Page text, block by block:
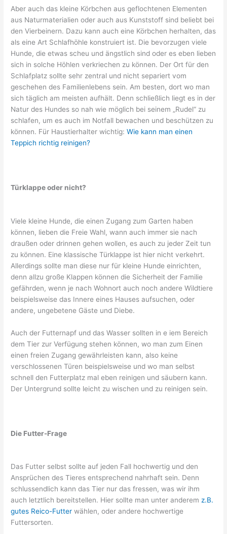
Aber auch das kleine Körbchen aus geflochtenen Elementen
aus Naturmaterialien oder auch aus Kunststoff sind beliebt bei
den Vierbeinern. Dazu kann auch eine Körbchen herhalten, das
als eine Art Schlafhöhle konstruiert ist. Die bevorzugen viele
Hunde, die etwas scheu und ängstlich sind oder es eben lieben
sich in solche Höhlen verkriechen zu können. Der Ort für den
Schlafplatz sollte sehr zentral und nicht separiert vom
geschehen des Familienlebens sein. Am besten, dort wo man
sich täglich am meisten aufhält. Denn schließlich liegt es in der
Natur des Hundes so nah wie möglich bei seinem „Rudel“ zu
schlafen, um es auch im Notfall bewachen und beschützen zu
können. Für Haustierhalter wichtig:Wie kann man einen
Teppich richtig reinigen?
Türklappe oder nicht?
Viele kleine Hunde, die einen Zugang zum Garten haben
können, lieben die Freie Wahl, wann auch immer sie nach
draußen oder drinnen gehen wollen, es auch zu jeder Zeit tun
zu können. Eine klassische Türklappe ist hier nicht verkehrt.
Allerdings sollte man diese nur für kleine Hunde einrichten,
denn allzu große Klappen können die Sicherheit der Familie
gefährden, wenn je nach Wohnort auch noch andere Wildtiere
beispielsweise das Innere eines Hauses aufsuchen, oder
andere, ungebetene Gäste und Diebe.
Auch der Futternapf und das Wasser sollten in e iem Bereich
dem Tier zur Verfügung stehen können, wo man zum Einen
einen freien Zugang gewährleisten kann, also keine
verschlossenen Türen beispielsweise und wo man selbst
schnell den Futterplatz mal eben reinigen und säubern kann.
Der Untergrund sollte leicht zu wischen und zu reinigen sein.
Die Futter-Frage
Das Futter selbst sollte auf jeden Fall hochwertig und den
Ansprüchen des Tieres entsprechend nahrhaft sein. Denn
schlussendlich kann das Tier nur das fressen, was wir ihm
auch letztlich bereitstellen. Hier sollte man unter anderemz.B.
gutes Reico-Futter wählen, oder andere hochwertige
Futtersorten.